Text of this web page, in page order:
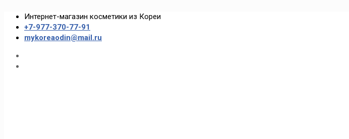
Интернет-магазин косметики из Кореи
+7-977-370-77-91
mykoreaodin@mail.ru